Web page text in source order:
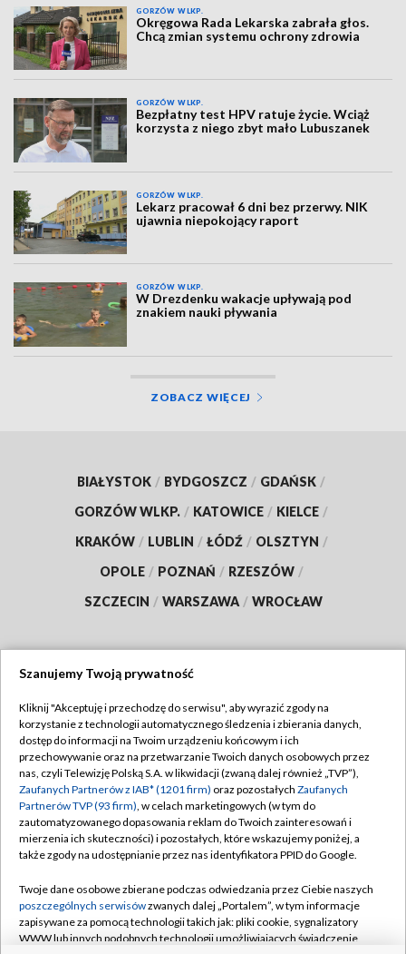
GORZÓW WLKP.
Okręgowa Rada Lekarska zabrała głos.
Chcą zmian systemu ochrony zdrowia
GORZÓW WLKP.
Bezpłatny test HPV ratuje życie. Wciąż
korzysta z niego zbyt mało Lubuszanek
GORZÓW WLKP.
Lekarz pracował 6 dni bez przerwy. NIK
ujawnia niepokojący raport
GORZÓW WLKP.
W Drezdenku wakacje upływają pod
znakiem nauki pływania
ZOBACZ WIĘCEJ
BIAŁYSTOK / BYDGOSZCZ / GDAŃSK /
GORZÓW WLKP. / KATOWICE / KIELCE /
KRAKÓW / LUBLIN / ŁÓDŹ / OLSZTYN /
OPOLE / POZNAŃ / RZESZÓW /
SZCZECIN / WARSZAWA / WROCŁAW
TVP
Abonament TVP
Emisja w TVP
Centrum informacji TVP
Naziemna Telewizja Cyfrowa
Rada Programowa
System NOS
Regulamin TVP
Polityka prywatności
Moje zgody
Pomoc
Kontakt
Szanujemy Twoją prywatność
Kliknij "Akceptuję i przechodzę do serwisu", aby wyrazić zgody na
korzystanie z technologii automatycznego śledzenia i zbierania danych,
dostęp do informacji na Twoim urządzeniu końcowym i ich
przechowywanie oraz na przetwarzanie Twoich danych osobowych przez
nas, czyli Telewizję Polską S.A. w likwidacji (zwaną dalej również „TVP”),
Zaufanych Partnerów z IAB* (1201 firm) oraz pozostałych Zaufanych
Partnerów TVP (93 firm), w celach marketingowych (w tym do
zautomatyzowanego dopasowania reklam do Twoich zainteresowań i
mierzenia ich skuteczności) i pozostałych, które wskazujemy poniżej, a
także zgody na udostępnianie przez nas identyfikatora PPID do Google.
Twoje dane osobowe zbierane podczas odwiedzania przez Ciebie naszych
poszczególnych serwisówzwanych dalej „Portalem”, w tym informacje
zapisywane za pomocą technologii takich jak: pliki cookie, sygnalizatory
WWW lub innych podobnych technologii umożliwiających świadczenie